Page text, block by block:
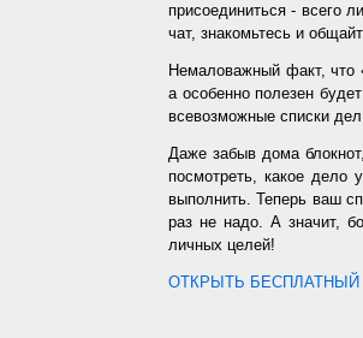
присоединиться - всего
чат, знакомьтесь и
Немаловажный факт,
а особенно полезен
всевозможные списки
Даже забыв дома
посмотреть, какое дело
выполнить. Теперь ваш
раз не надо. А значит,
личных целей!
ОТКРЫТЬ БЕСПЛАТНЫЙ